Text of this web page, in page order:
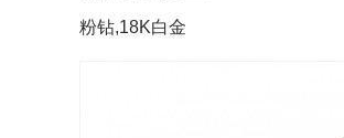
粉钻,18K白金